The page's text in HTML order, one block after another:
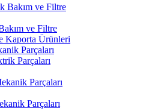
Bakım ve Filtre
ve Filtre
Kaporta Ürünleri
Parçaları
Parçaları
Parçaları
Parçaları